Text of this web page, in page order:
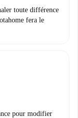
toute différence
fera le
pour modifier